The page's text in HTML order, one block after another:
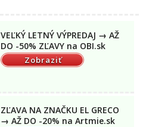
VEĽKÝ LETNÝ VÝPREDAJ → AŽ
DO -50% ZĽAVY na OBI.sk
Zobraziť
ZĽAVA NA ZNAČKU EL GRECO
→ AŽ DO -20% na Artmie.sk